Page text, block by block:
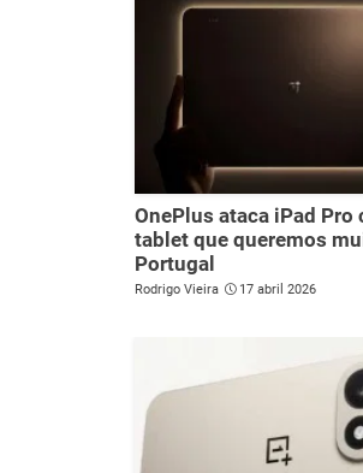
OnePlus ataca iPad Pro
tablet que queremos
Portugal
Rodrigo Vieira 17 abril 2026